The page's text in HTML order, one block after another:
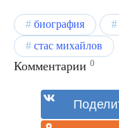
биография
стас михайлов
Комментарии 0